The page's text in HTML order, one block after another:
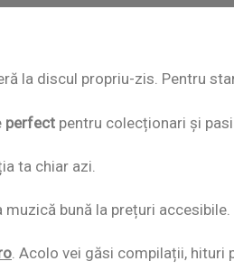
la discul propriu-zis. Pentru
perfect pentru colecționari și
ta chiar azi.
bună la prețuri accesibile.
. Acolo vei găsi compilații, hituri